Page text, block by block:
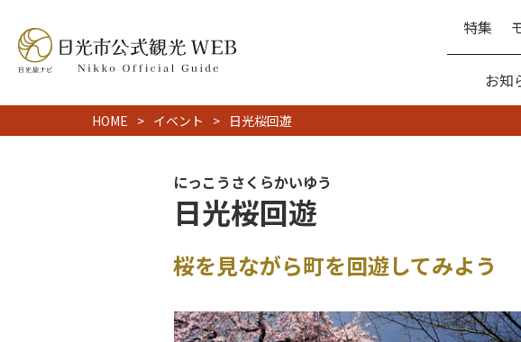
特集
お知
HOME イベント 日光桜回遊
にっこうさくらかいゆう
日光桜回遊
桜を見ながら町を回遊してみよう